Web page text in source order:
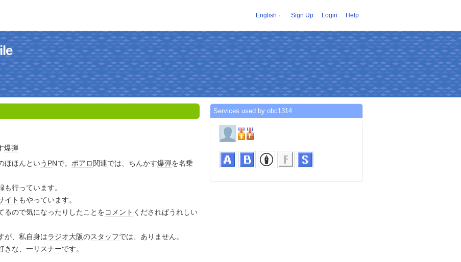
English Sign Up Login Help
爆弾
ほほんというPNで。 ポアロ関連では、ちんかす爆弾を名乗
も行っています。
イト もやっています。
るので気になったりしたことをコメント くださればうれしい
が、私自身はラジオ大阪のスタッフでは、ありません。
きな、一リスナーです。
Services used by obc1314